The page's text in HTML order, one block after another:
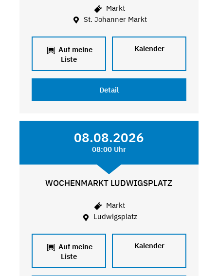
Markt
St. Johanner Markt
Auf meine
Liste
Kalender
Detail
08.08.2026
08:00 Uhr
WOCHENMARKT LUDWIGSPLATZ
Markt
Ludwigsplatz
Auf meine
Liste
Kalender